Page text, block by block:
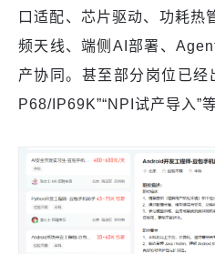
口适配、芯片驱动、功耗
频天线、端侧AI部署、
产协同。甚至部分岗位已经
P68/IP69K”“NPI试产导入”